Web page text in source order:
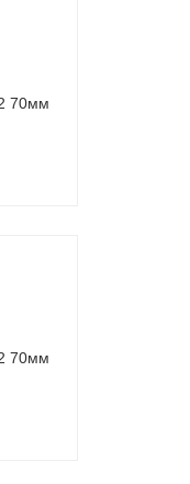
70мм
70мм